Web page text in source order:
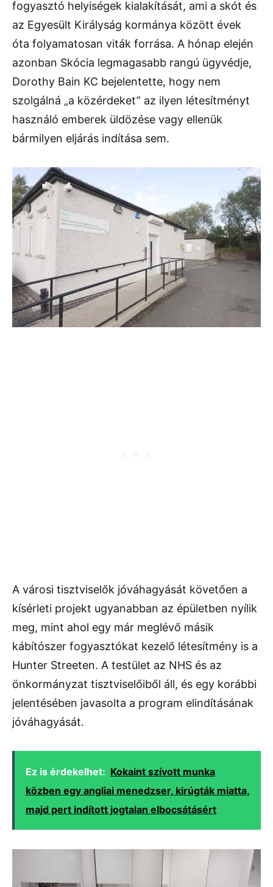
fogyasztó helyiségek kialakítását, ami a skót és
az Egyesült Királyság kormánya között évek
óta folyamatosan viták forrása. A hónap elején
azonban Skócia legmagasabb rangú ügyvédje,
Dorothy Bain KC bejelentette, hogy nem
szolgálná „a közérdeket” az ilyen létesítményt
használó emberek üldözése vagy ellenük
bármilyen eljárás indítása sem.
A városi tisztviselők jóváhagyását követően a
kísérleti projekt ugyanabban az épületben nyílik
meg, mint ahol egy már meglévő másik
kábítószer fogyasztókat kezelő létesítmény is a
Hunter Streeten. A testület az NHS és az
önkormányzat tisztviselőiből áll, és egy korábbi
jelentésében javasolta a program elindításának
jóváhagyását.
Ez is érdekelhet: Kokaint szívott munka
közben egy angliai menedzser, kirúgták miatta,
majd pert indított jogtalan elbocsátásért